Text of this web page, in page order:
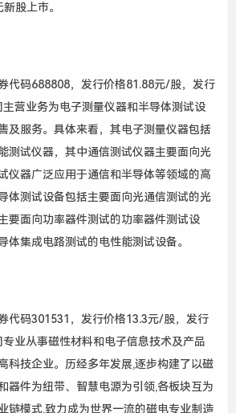
股上市。
代码688808，发行价格81.88元/股，发行
营业务为电子测量仪器和半导体测试设
及服务。具体来看，其电子测量仪器包括
测试仪器，其中通信测试仪器主要面向光
仪器广泛应用于通信和半导体等领域的高
体测试设备包括主要面向光通信测试的光
要面向功率器件测试的功率器件测试设
体集成电路测试的电性能测试设备。
代码301531，发行价格13.3元/股，发行
业从事磁性材料和电子信息技术及产品
科技企业。历经多年发展,逐步构建了以磁
器件为纽带、智慧电源为引领,各板块互为
链模式,致力成为世界一流的磁电专业制造